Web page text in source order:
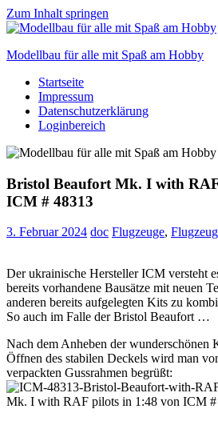
Zum Inhalt springen
Modellbau für alle mit Spaß am Hobby
Scale
modelling
to
Startseite
Impressum
Datenschutzerklärung
Loginbereich
Bristol Beaufort Mk. I with
ICM # 48313
3. Februar 2024 doc Flugzeuge,
Der ukrainische Hersteller ICM versteht
bereits vorhandene Bausätze mit neuen
anderen bereits aufgelegten Kits zu
So auch im Falle der Bristol Beaufort …
Nach dem Anheben der wunderschönen
Öffnen des stabilen Deckels wird man
verpackten Gussrahmen begrüßt: